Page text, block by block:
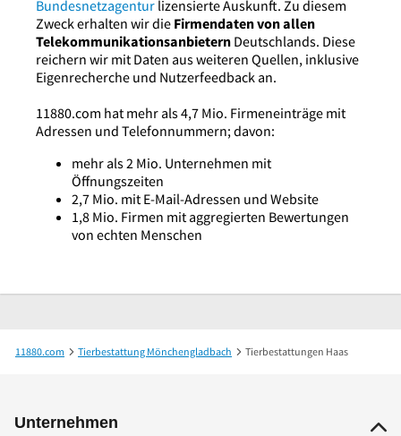
Bundesnetzagentur lizensierte Auskunft. Zu diesem
Zweck erhalten wir die Firmendaten von allen
Telekommunikationsanbietern Deutschlands. Diese
reichern wir mit Daten aus weiteren Quellen, inklusive
Eigenrecherche und Nutzerfeedback an.
11880.com hat mehr als 4,7 Mio. Firmeneinträge mit
Adressen und Telefonnummern; davon:
mehr als 2 Mio. Unternehmen mit
Öffnungszeiten
2,7 Mio. mit E-Mail-Adressen und Website
1,8 Mio. Firmen mit aggregierten Bewertungen
von echten Menschen
11880.com Tierbestattung Mönchengladbach Tierbestattungen Haas
Unternehmen